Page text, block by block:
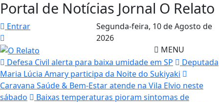
Portal de Notícias Jornal O Relato
Entrar Segunda-feira, 10 de Agosto de
2026
MENU
Defesa Civil alerta para baixa umidade em SP
Deputada
Maria Lúcia Amary participa da Noite do Sukiyaki
Caravana Saúde & Bem-Estar atende na Vila Elvio neste
sábado
Baixas temperaturas pioram sintomas de